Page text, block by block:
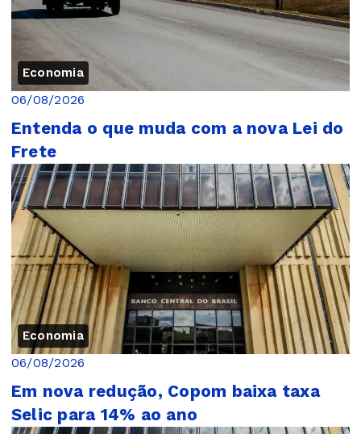
Economia
06/08/2026
Entenda o que muda com a nova Lei do
Frete
Economia
06/08/2026
Em nova redução, Copom baixa taxa
Selic para 14% ao ano